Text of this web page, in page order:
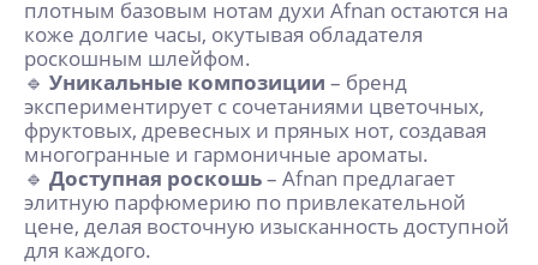
плотным базовым нотам духи Afnan остаются на
коже долгие часы, окутывая обладателя
роскошным шлейфом.
🔹 Уникальные композиции – бренд
экспериментирует с сочетаниями цветочных,
фруктовых, древесных и пряных нот, создавая
многогранные и гармоничные ароматы.
🔹 Доступная роскошь– Afnan предлагает
элитную парфюмерию по привлекательной
цене, делая восточную изысканность доступной
для каждого.